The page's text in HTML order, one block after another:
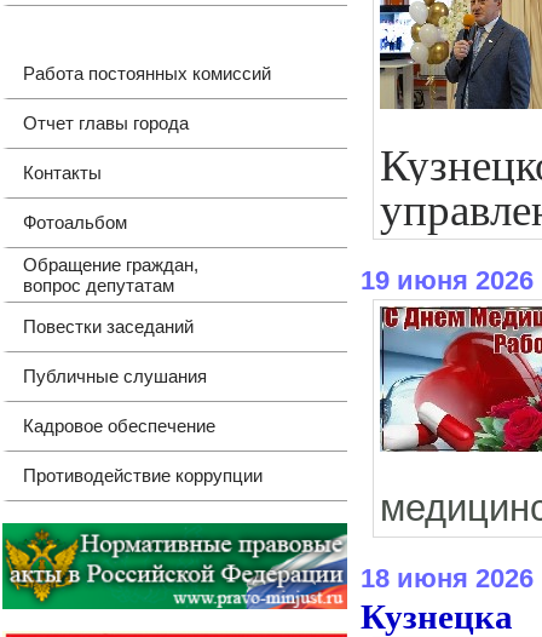
Работа постоянных комиссий
Отчет главы города
Контакты
Фотоальбом
Обращение граждан,
вопрос депутатам
Повестки заседаний
Публичные слушания
Кадровое обеспечение
Противодействие коррупции
19 июня 2026
18 июня 2026
Кузнецка